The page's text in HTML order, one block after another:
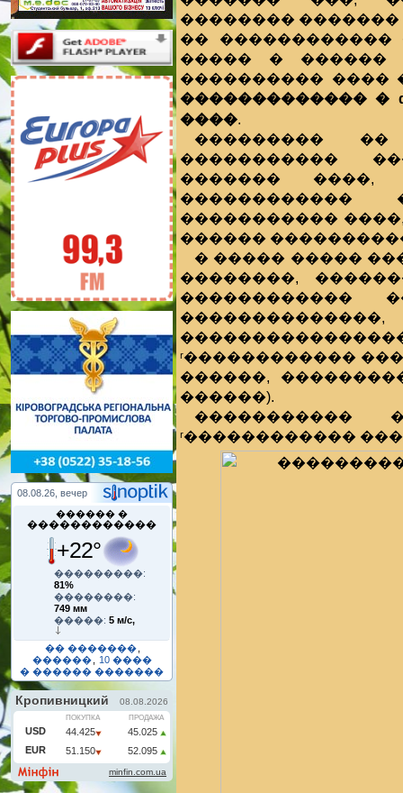
08.08.26, вечер
������ �
������������
+22°
���������:
81%
��������:
749 мм
�����: 5 м/с,
�� �������
������
10 ����
� ������ �������
��������
�� ������������
����� � ������
���������� ����
������������� �
����.
���������
�����������
������� ����,
�����������
������
� ����� �����
��������,
������������
ʳ������������
������,
������).
�����������
ʳ������������